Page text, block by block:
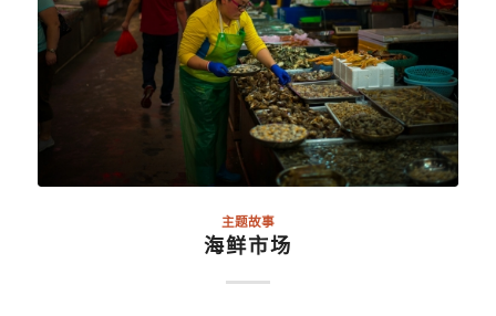
主题故事
海鲜市场